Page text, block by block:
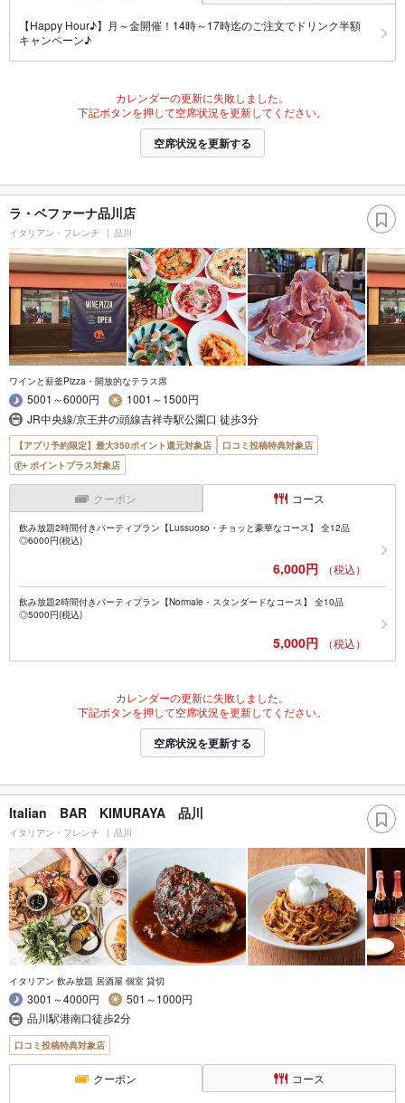
【Happy Hour♪】月～金開催！14時～17時迄のご注文でドリンク半額
キャンペーン♪
カレンダーの更新に失敗しました。
下記ボタンを押して空席状況を更新してください。
空席状況を更新する
ラ・ベファーナ品川店
イタリアン・フレンチ 品川
ワインと薪釜Pizza・開放的なテラス席
5001～6000円
1001～1500円
JR中央線/京王井の頭線吉祥寺駅公園口 徒歩3分
【アプリ予約限定】最大350ポイント還元対象店
口コミ投稿特典対象店
ポイントプラス対象店
クーポン コース
飲み放題2時間付きパーティプラン【Lussuoso・チョッと豪華なコース】 全12品
◎6000円(税込)
6,000円 （税込）
飲み放題2時間付きパーティプラン【Normale・スタンダードなコース】 全10品
◎5000円(税込)
5,000円 （税込）
カレンダーの更新に失敗しました。
下記ボタンを押して空席状況を更新してください。
空席状況を更新する
Italian BAR KIMURAYA 品川
イタリアン・フレンチ 品川
イタリアン 飲み放題 居酒屋 個室 貸切
3001～4000円
501～1000円
品川駅港南口徒歩2分
口コミ投稿特典対象店
クーポン コース